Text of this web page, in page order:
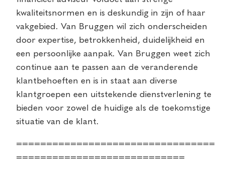
kwaliteitsnormen en is deskundig in zijn of haar
vakgebied. Van Bruggen wil zich onderscheiden
door expertise, betrokkenheid, duidelijkheid en
een persoonlijke aanpak. Van Bruggen weet zich
continue aan te passen aan de veranderende
klantbehoeften en is in staat aan diverse
klantgroepen een uitstekende dienstverlening te
bieden voor zowel de huidige als de toekomstige
situatie van de klant.
=================================
============================